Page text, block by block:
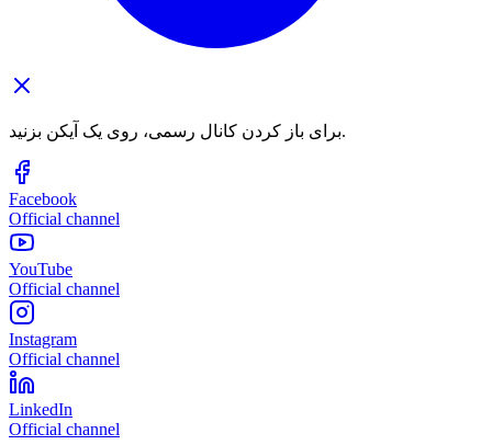
برای باز کردن کانال رسمی، روی یک آیکن بزنید.
Facebook
Official channel
YouTube
Official channel
Instagram
Official channel
LinkedIn
Official channel